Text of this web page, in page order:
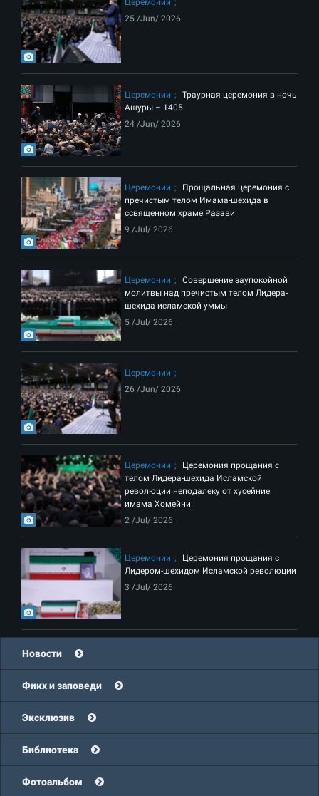
25 /Jun/ 2026
Церемонии
Траурная церемония в ночь
Ашуры – 1405
24 /Jun/ 2026
Церемонии
Прощальная церемония с
пречистым телом Имама-шехида в
ссвященном храме Разави
9 /Jul/ 2026
Церемонии
Совершение заупокойной
молитвы над пречистым телом Лидера-
шехида исламской уммы
5 /Jul/ 2026
Церемонии
26 /Jun/ 2026
Церемонии
Церемония прощания с
телом Лидера-шехида Исламской
революции неподалеку от хусейние
имама Хомейни
2 /Jul/ 2026
Церемонии
Церемония прощания с
Лидером-шехидом Исламской революции
3 /Jul/ 2026
Новости
Фикх и заповеди
Эксклюзив
Библиотека
Фотоальбом